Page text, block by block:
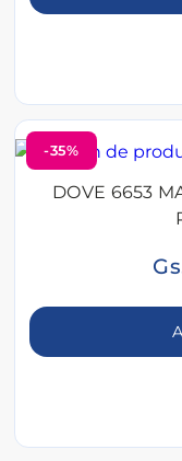
-35%
DOVE 6653